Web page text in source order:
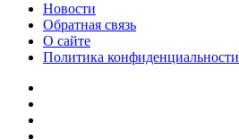
Новости
Обратная связь
О сайте
Политика конфиденциальности